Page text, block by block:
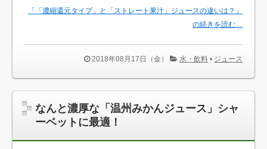
「「濃縮還元タイプ」と「ストレート果汁」ジュースの違いは？」
の続きを読む…
2018年08月17日（金） 水・飲料 • ジュース
なんと濃厚な「温州みかんジュース」シャ
ーベットに最適！